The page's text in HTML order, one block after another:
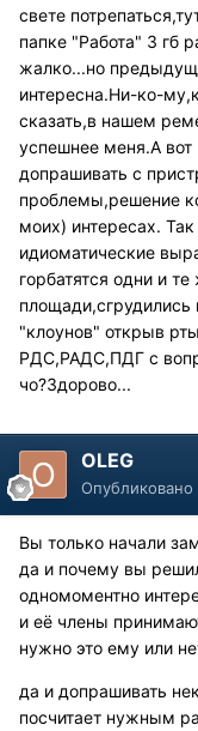
свете
папке "Работа" 3 гб
жалко...но
интересна.Ни-ко-
сказать,в нашем
успешнее меня.А
допрашивать с
проблемы,решение
моих) интересах.
идиоматические
горбатятся одни и
площади,сгрудились
"клоунов" открыв
РДС,РАДС,ПДГ с
чо?Здорово...
OLEG
Опубликовано
Вы только начали
да и почему вы
одномоментно
и её члены
нужно это ему или
да и допрашивать
посчитает нужным